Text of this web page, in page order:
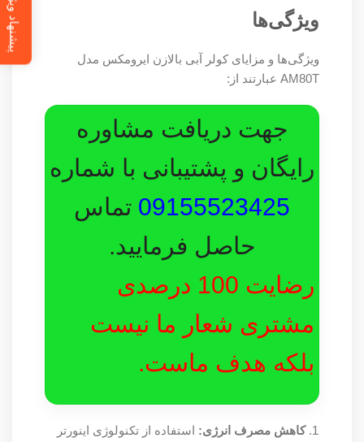
ویژگی‌ها
ویژگی‌ها و مزایای کولر آبی بالازن ایرومکس مدل
AM80T عبارتند از:
جهت دریافت مشاوره
رایگان و پشتیبانی با شماره
09155523425 تماس
حاصل فرمایید.
رضایت 100 درصدی
مشتری شعار ما نیست
بلکه هدف ماست.
کاهش مصرف انرژی: استفاده از تکنولوژی اینورتر
پیشنهاد ویژه